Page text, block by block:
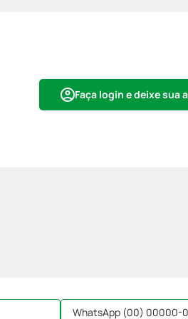
Faça login e deixe sua